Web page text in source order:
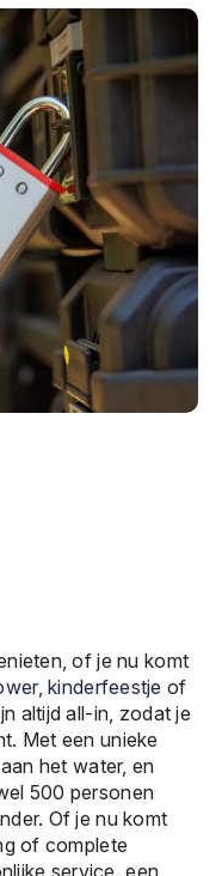
of je nu komt
,kinderfeestje of
altijd all-in, zodat je
Met een unieke
het water, en
500 personen
Of je nu komt
of complete
service, een